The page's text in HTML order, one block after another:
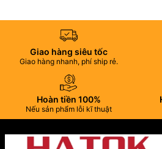
Giao hàng siêu tốc
Giao hàng nhanh, phí ship rẻ.
Hoàn tiền 100%
Nếu sản phẩm lỗi kĩ thuật